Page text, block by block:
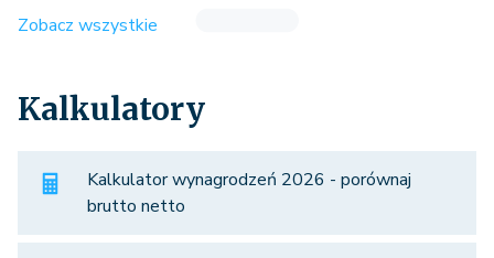
Zobacz wszystkie
Kalkulatory
Kalkulator wynagrodzeń 2026 - porównaj
brutto netto